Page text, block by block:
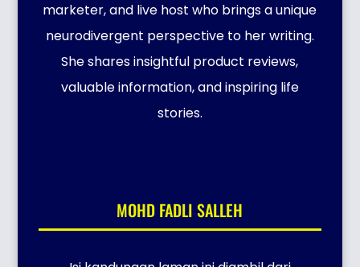
marketer, and live host who brings a unique
neurodivergent perspective to her writing.
She shares insightful product reviews,
valuable information, and inspiring life
stories.
MOHD FADLI SALLEH